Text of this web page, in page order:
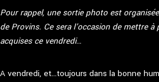
Pour rappel, une sortie photo est
de Provins. Ce sera l’occasion de mettre
acquises ce vendredi…
A vendredi, et…toujours dans la bonne